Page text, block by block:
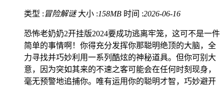
类型 : 冒险解谜 大小 :158MB 时间 :2026-06-16
恐怖老奶奶2开挂版2024要成功逃离牢笼，这可不是一件
简单的事情啊！你得充分发挥你那聪明绝顶的大脑，全
力寻找并巧妙利用一系列酷炫的神秘道具。但你可别大
意，因为突如其来的不速之客可能会在任何时刻现身，
毫无预警地追捕你。唯有运用你的聪明才智，巧妙避开